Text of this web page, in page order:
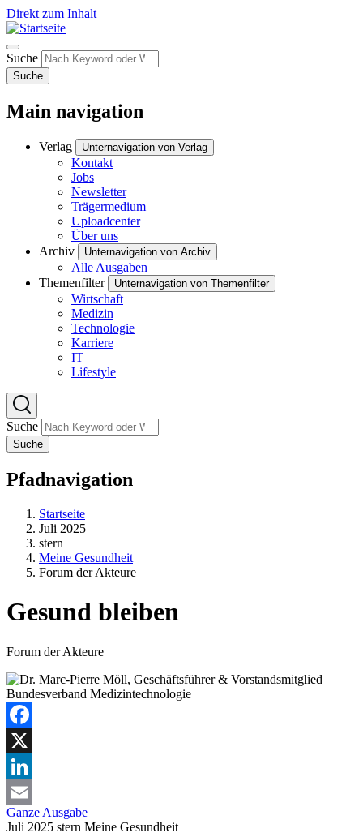
Direkt zum Inhalt
Suche
Suche
Main navigation
Verlag Unternavigation von Verlag
Kontakt
Jobs
Newsletter
Trägermedium
Uploadcenter
Über uns
Archiv
Unternavigation von Archiv
Alle Ausgaben
Themenfilter
Unternavigation von Themenfilter
Wirtschaft
Medizin
Technologie
Karriere
IT
Lifestyle
Suche
Suche
Pfadnavigation
Startseite
Juli 2025
stern
Meine Gesundheit
Forum der Akteure
Gesund bleiben
Forum der Akteure
Facebook
X
LinkedIn
Email
Ganze Ausgabe
Juli 2025 stern Meine Gesundheit